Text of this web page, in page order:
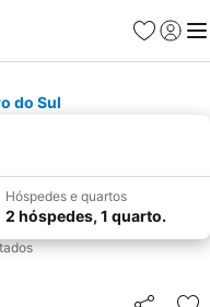
Favoritos
Iniciar
do Sul
Hóspedes e quartos
2 hóspedes, 1 quarto.